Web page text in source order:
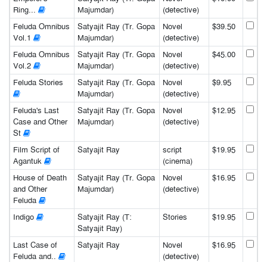
Ring...
Majumdar)
(detective)
Feluda Omnibus
Vol.1
Satyajit Ray (Tr. Gopa
Majumdar)
Novel
(detective)
$39.50
Feluda Omnibus
Vol.2
Satyajit Ray (Tr. Gopa
Majumdar)
Novel
(detective)
$45.00
Feluda Stories
Satyajit Ray (Tr. Gopa
Majumdar)
Novel
(detective)
$9.95
Feluda's Last
Case and Other
St
Satyajit Ray (Tr. Gopa
Majumdar)
Novel
(detective)
$12.95
Film Script of
Agantuk
Satyajit Ray
script
(cinema)
$19.95
House of Death
and Other
Feluda
Satyajit Ray (Tr. Gopa
Majumdar)
Novel
(detective)
$16.95
Indigo
Satyajit Ray (T:
Satyajit Ray)
Stories $19.95
Last Case of
Feluda and..
Satyajit Ray
Novel
(detective)
$16.95